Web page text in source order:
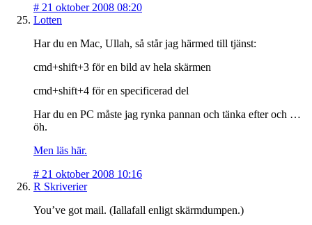
# 21 oktober 2008 08:20
Lotten
Har du en Mac, Ullah, så står jag härmed till tjänst:
cmd+shift+3 för en bild av hela skärmen
cmd+shift+4 för en specificerad del
Har du en PC måste jag rynka pannan och tänka efter och …
öh.
Men läs här.
# 21 oktober 2008 10:16
R Skriverier
You’ve got mail. (Iallafall enligt skärmdumpen.)